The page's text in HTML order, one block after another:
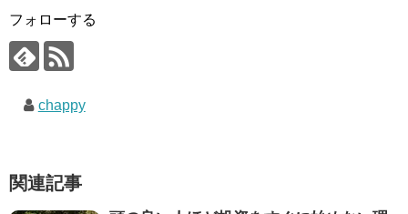
フォローする
chappy
関連記事